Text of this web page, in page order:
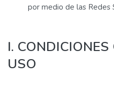
por medio de las Redes
I.
USO